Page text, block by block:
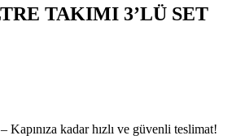
TAKIMI 3’LÜ SET
Kapınıza kadar hızlı ve güvenli teslimat!